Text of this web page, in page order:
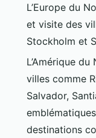
L’Europe du
et visite des
Stockholm et
L’Amérique
villes comme
Salvador,
destinations